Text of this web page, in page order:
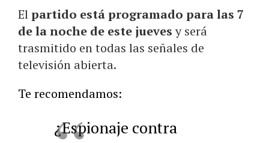
Elpartido está programado para las 7
de la noche de este juevesy será
trasmitido en todas las señales de
televisión abierta.
Te recomendamos:
¿Espionaje contra